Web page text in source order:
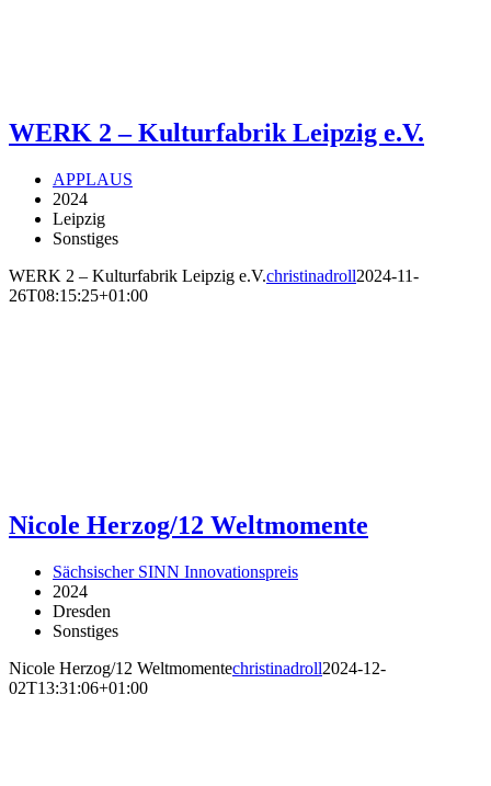
WERK 2 – Kulturfabrik Leipzig e.V.
APPLAUS
2024
Leipzig
Sonstiges
WERK 2 – Kulturfabrik Leipzig e.V.christinadroll2024-11-
26T08:15:25+01:00
Nicole Herzog/12 Weltmomente
Sächsischer SINN Innovationspreis
2024
Dresden
Sonstiges
Nicole Herzog/12 Weltmomentechristinadroll2024-12-
02T13:31:06+01:00